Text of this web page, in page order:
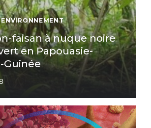
faisan à nuque noire
en Papouasie-
Guinée